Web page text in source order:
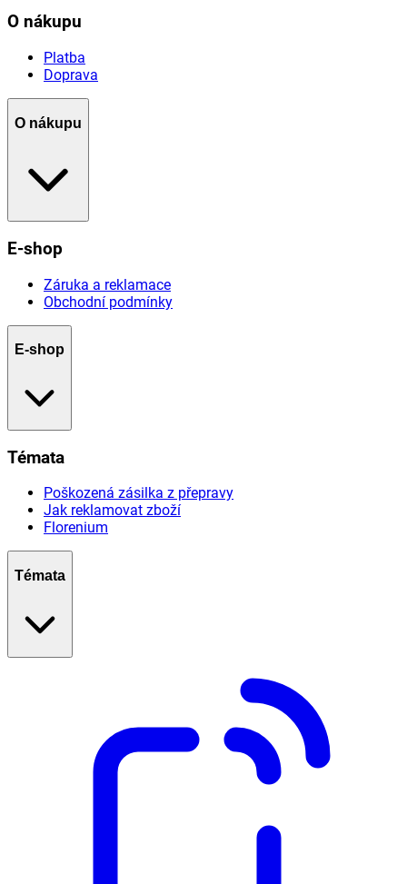
O nákupu
Platba
Doprava
O nákupu
E-shop
Záruka a reklamace
Obchodní podmínky
E-shop
Témata
Poškozená zásilka z přepravy
Jak reklamovat zboží
Florenium
Témata